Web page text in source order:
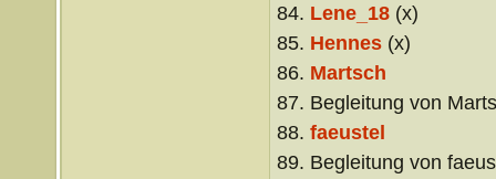
84. Lene_18(x)
85. Hennes(x)
86. Martsch
87. Begleitung von
88. faeustel
89. Begleitung von